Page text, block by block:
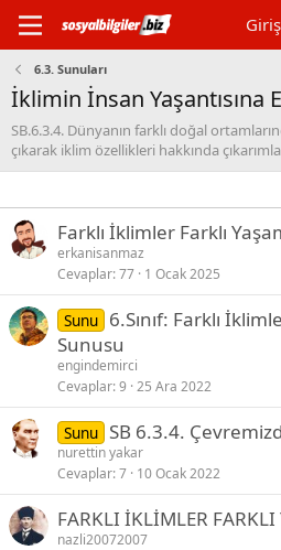
6.3. Sunuları
İklimin İnsan Yaşantısına
SB.6.3.4. Dünyanın farklı doğal
çıkarak iklim özellikleri hakkında
Farklı İklimler Farklı
erkanisanmaz
Cevaplar 77 1 Ocak 2025
Sunu 6.Sınıf: Farklı
Sunusu
engindemirci
Cevaplar 9 25 Ara 2022
Sunu SB 6.3.4.
nurettin yakar
Cevaplar 7 10 Ocak 2022
FARKLI İKLİMLER FARKLI
nazli20072007